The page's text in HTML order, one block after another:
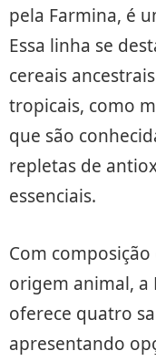
pela Farmina, é
Essa linha se
cereais
tropicais, como
que são
repletas de
essenciais.
Com
origem animal, a
oferece quatro
apresentando